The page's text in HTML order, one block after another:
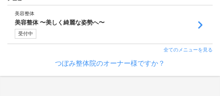
美容整体
美容整体 〜美しく綺麗な姿勢へ〜
受付中
全てのメニューを見る
つぼみ整体院のオーナー様ですか？